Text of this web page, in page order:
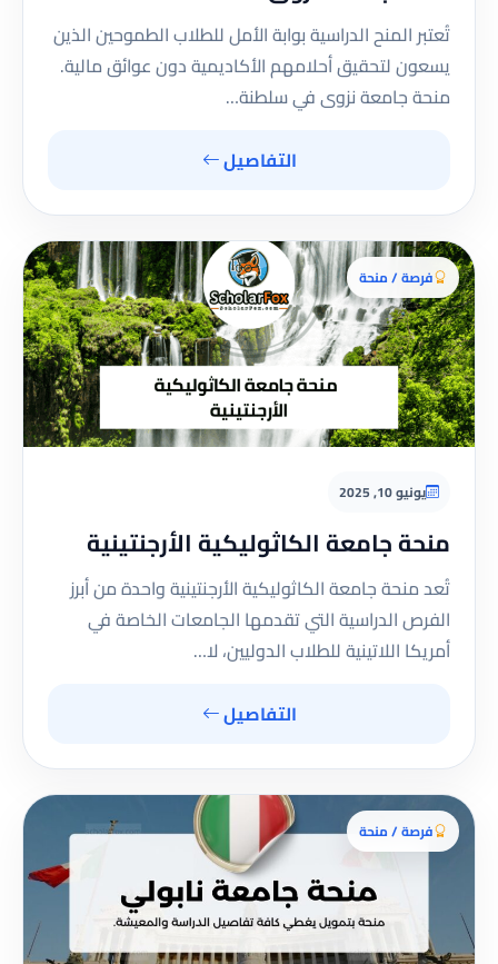
تُعتبر المنح الدراسية بوابة الأمل للطلاب الطموحين الذين
يسعون لتحقيق أحلامهم الأكاديمية دون عوائق مالية.
منحة جامعة نزوى في سلطنة…
التفاصيل
فرصة / منحة
يونيو 10, 2025
منحة جامعة الكاثوليكية الأرجنتينية
تُعد منحة جامعة الكاثوليكية الأرجنتينية واحدة من أبرز
الفرص الدراسية التي تقدمها الجامعات الخاصة في
أمريكا اللاتينية للطلاب الدوليين، لا…
التفاصيل
فرصة / منحة